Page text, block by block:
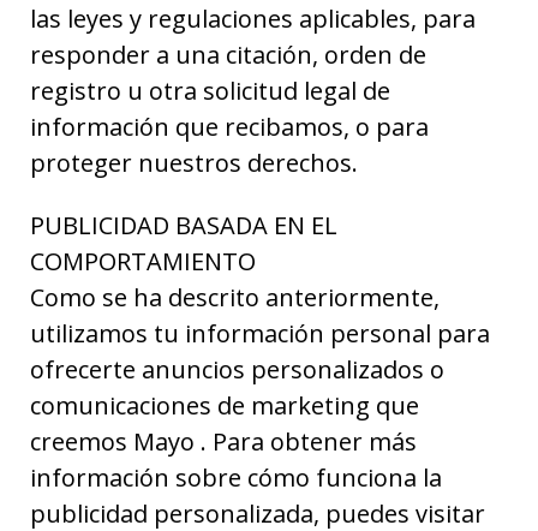
las leyes y regulaciones aplicables, para
responder a una citación, orden de
registro u otra solicitud legal de
información que recibamos, o para
proteger nuestros derechos.
PUBLICIDAD BASADA EN EL
COMPORTAMIENTO
Como se ha descrito anteriormente,
utilizamos tu información personal para
ofrecerte anuncios personalizados o
comunicaciones de marketing que
creemos Mayo . Para obtener más
información sobre cómo funciona la
publicidad personalizada, puedes visitar